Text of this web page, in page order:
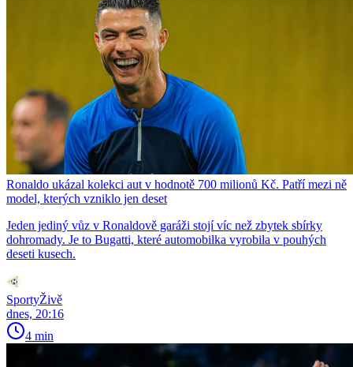
Ronaldo ukázal kolekci aut v hodnotě 700 milionů Kč. Patří mezi ně
model, kterých vzniklo jen deset
Jeden jediný vůz v Ronaldově garáži stojí víc než zbytek sbírky
dohromady. Je to Bugatti, které automobilka vyrobila v pouhých
deseti kusech.
SportyŽivě
dnes, 20:16
4 min